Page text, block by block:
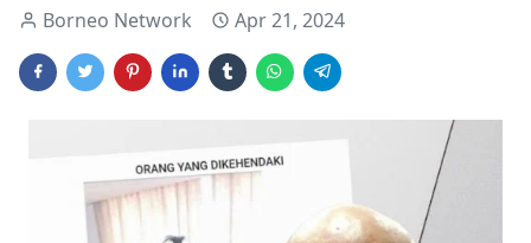
Borneo Network Apr 21, 2024